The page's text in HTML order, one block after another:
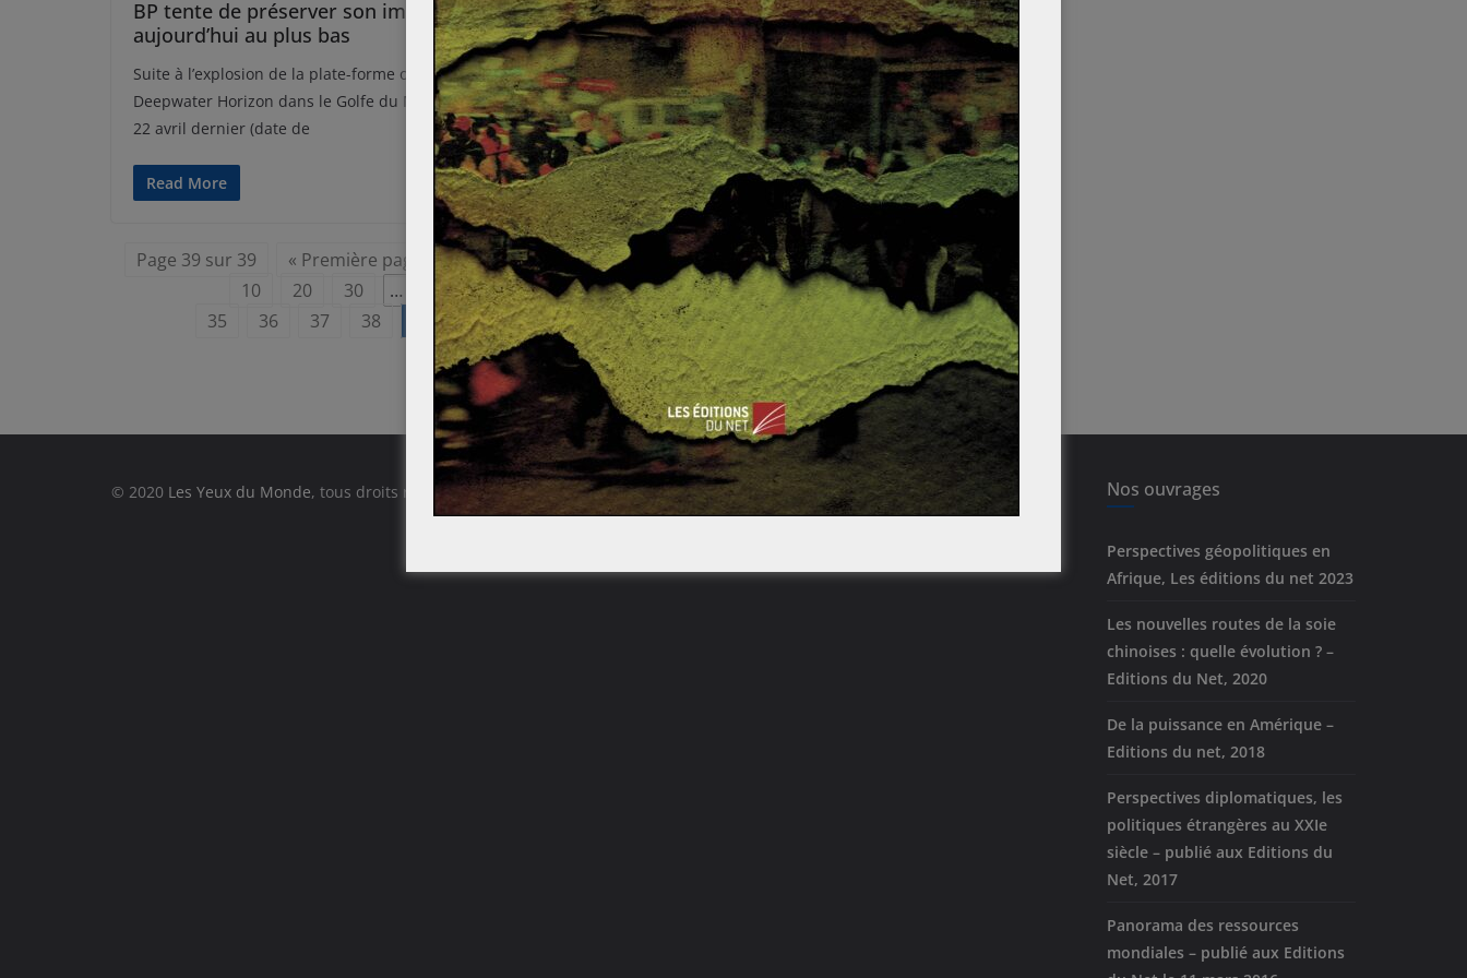
BP tente de préserver son image,
aujourd’hui au plus bas
Suite à l’explosion de la plate-forme off-shore
Deepwater Horizon dans le Golfe du Mexique, le
22 avril dernier (date de
Read More
toujours dans l’incertitude
L’Espagne est dans le flou. Avec une baisse de
3,6% de son PIB en 2009, plus de 20% de
chômage,
Read More
Page 39 sur 39 « Première page «
…
10
20 30
…
35
36 37 38
© 2020 Les Yeux du Monde, tous droits réservés. Nos ouvrages
Perspectives géopolitiques en
Afrique, Les éditions du net 2023
Les nouvelles routes de la soie
chinoises : quelle évolution ? –
Editions du Net, 2020
De la puissance en Amérique –
Editions du net, 2018
Perspectives diplomatiques, les
politiques étrangères au XXIe
siècle – publié aux Editions du
Net, 2017
Panorama des ressources
mondiales – publié aux Editions